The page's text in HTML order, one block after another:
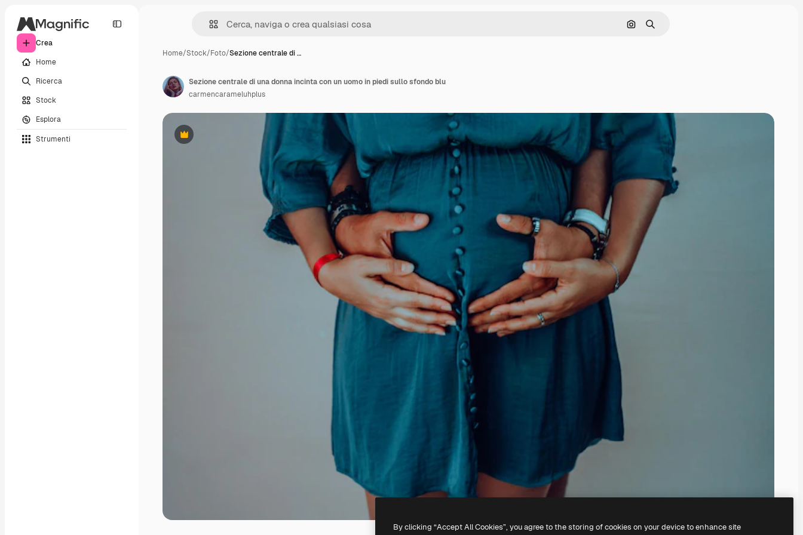
Crea
Home
Ricerca
Stock
Esplora
Strumenti
Cerca per immagine
Ricerca
Home/Stock/Foto/Sezione centrale di …
Premium
Sezione centrale di una donna incinta con un uomo in piedi sullo sfondo blu
carmencarameluhplus
By clicking “Accept All Cookies”, you agree to the storing of cookies on your device to enhance site